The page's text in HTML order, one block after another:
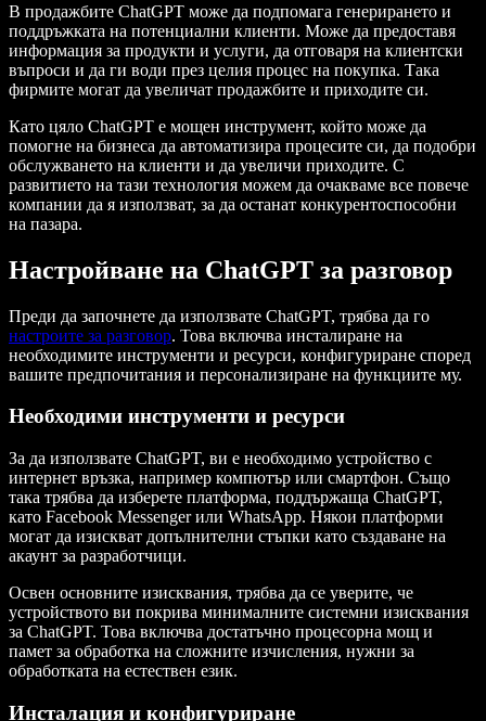
В продажбите ChatGPT може да подпомага генерирането и
поддръжката на потенциални клиенти. Може да предоставя
информация за продукти и услуги, да отговаря на клиентски
въпроси и да ги води през целия процес на покупка. Така
фирмите могат да увеличат продажбите и приходите си.
Като цяло ChatGPT е мощен инструмент, който може да
помогне на бизнеса да автоматизира процесите си, да подобри
обслужването на клиенти и да увеличи приходите. С
развитието на тази технология можем да очакваме все повече
компании да я използват, за да останат конкурентоспособни
на пазара.
Настройване на ChatGPT за разговор
Преди да започнете да използвате ChatGPT, трябва да го
настроите за разговор. Това включва инсталиране на
необходимите инструменти и ресурси, конфигуриране според
вашите предпочитания и персонализиране на функциите му.
Необходими инструменти и ресурси
За да използвате ChatGPT, ви е необходимо устройство с
интернет връзка, например компютър или смартфон. Също
така трябва да изберете платформа, поддържаща ChatGPT,
като Facebook Messenger или WhatsApp. Някои платформи
могат да изискват допълнителни стъпки като създаване на
акаунт за разработчици.
Освен основните изисквания, трябва да се уверите, че
устройството ви покрива минималните системни изисквания
за ChatGPT. Това включва достатъчно процесорна мощ и
памет за обработка на сложните изчисления, нужни за
обработката на естествен език.
Инсталация и конфигуриране